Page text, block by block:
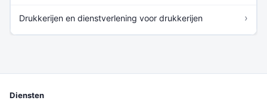
Drukkerijen en dienstverlening voor drukkerijen ›
Diensten